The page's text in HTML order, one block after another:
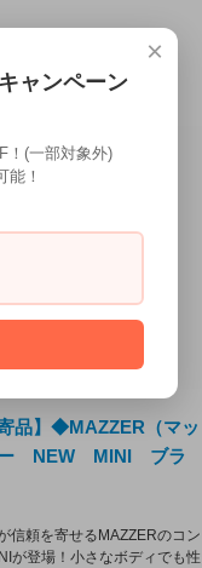
品】◆MAZZER（マッ
ー NEW MINI ブラ
信頼を寄せるMAZZERのコン
が登場！小さなボディでも性
×
ャンペーン
！(一部対象外)
能！